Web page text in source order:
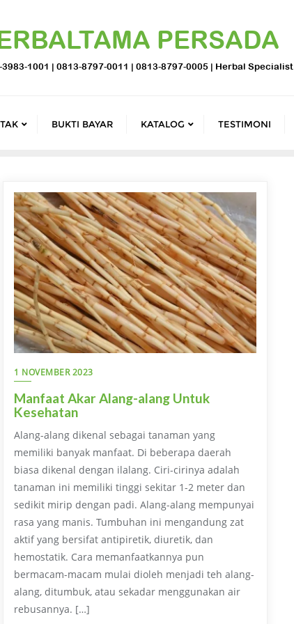
PERSADA
3983-1001 | 0813-8797-0011 | 0813-8797-0005 | Herbal Specialist
BUKTI BAYAR KATALOG TESTIMONI
1 NOVEMBER 2023
Manfaat Akar Alang-alang Untuk
Kesehatan
Alang-alang dikenal sebagai tanaman yang
memiliki banyak manfaat. Di beberapa daerah
biasa dikenal dengan ilalang. Ciri-cirinya adalah
tanaman ini memiliki tinggi sekitar 1-2 meter dan
sedikit mirip dengan padi. Alang-alang mempunyai
rasa yang manis. Tumbuhan ini mengandung zat
aktif yang bersifat antipiretik, diuretik, dan
hemostatik. Cara memanfaatkannya pun
bermacam-macam mulai dioleh menjadi teh alang-
alang, ditumbuk, atau sekadar menggunakan air
rebusannya. […]